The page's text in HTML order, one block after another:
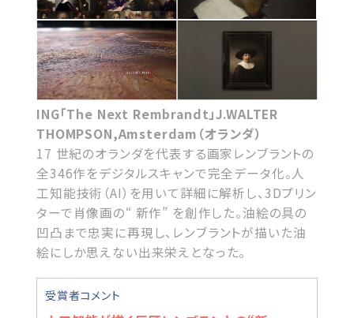
ING「The Next Rembrandt」J.WALTER
THOMPSON,Amsterdam（オランダ）
17 世紀のオランダを代表する画家レンブラントの
全346作をデジタルスキャンで完全データ化。人
工知能技術（AI）を用いて詳細に解析し、3Dプリン
ターで肖像画の“ 新作” を創作した。油絵の具の
凹凸まで忠実に再現し、レンブラントが描いた油
絵にしか思えない出来栄えとなった。
受賞者コメント